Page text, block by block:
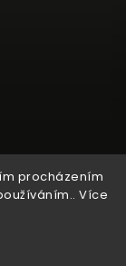
procházením
Více